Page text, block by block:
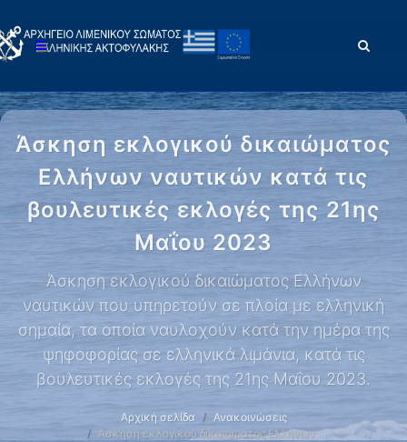
Άσκηση εκλογικού δικαιώματος
Ελλήνων ναυτικών κατά τις
βουλευτικές εκλογές της 21ης
Μαΐου 2023
Άσκηση εκλογικού δικαιώματος Ελλήνων
ναυτικών που υπηρετούν σε πλοία με ελληνική
σημαία, τα οποία ναυλοχούν κατά την ημέρα της
ψηφοφορίας σε ελληνικά λιμάνια, κατά τις
βουλευτικές εκλογές της 21ης Μαΐου 2023.
Αρχική σελίδα
Ανακοινώσεις
Άσκηση εκλογικού δικαιώματος Ελλήνων …